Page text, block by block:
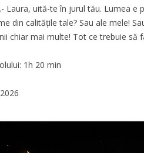
Laura, uită-te în jurul tău. Lumea
din calitățile tale? Sau ale mele!
chiar mai multe! Tot ce trebuie să
1h 20 min